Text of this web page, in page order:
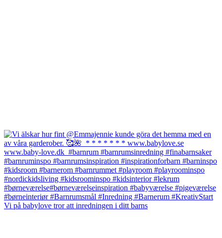
Vi på babylove tror att inredningen i ditt barns